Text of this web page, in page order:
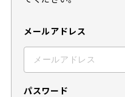
メールアドレス
パスワード